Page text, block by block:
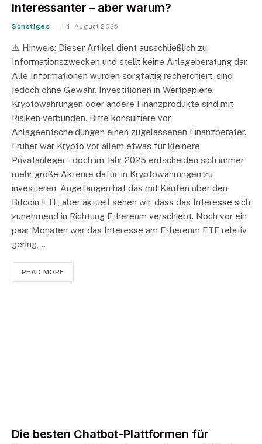
interessanter – aber warum?
Sonstiges 14. August 2025
⚠️ Hinweis: Dieser Artikel dient ausschließlich zu
Informationszwecken und stellt keine Anlageberatung dar.
Alle Informationen wurden sorgfältig recherchiert, sind
jedoch ohne Gewähr. Investitionen in Wertpapiere,
Kryptowährungen oder andere Finanzprodukte sind mit
Risiken verbunden. Bitte konsultiere vor
Anlageentscheidungen einen zugelassenen Finanzberater.
Früher war Krypto vor allem etwas für kleinere
Privatanleger – doch im Jahr 2025 entscheiden sich immer
mehr große Akteure dafür, in Kryptowährungen zu
investieren. Angefangen hat das mit Käufen über den
Bitcoin ETF, aber aktuell sehen wir, dass das Interesse sich
zunehmend in Richtung Ethereum verschiebt. Noch vor ein
paar Monaten war das Interesse am Ethereum ETF relativ
gering,…
READ MORE
Die besten Chatbot-Plattformen für